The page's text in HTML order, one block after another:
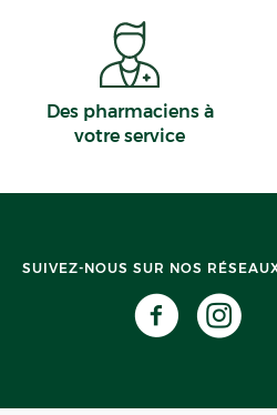
Des pharmaciens à
votre service
SUIVEZ-NOUS SUR NOS